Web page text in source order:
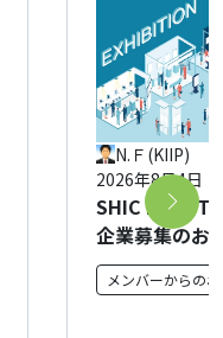
SHIC FAST
企業募集のお
2026年8月4日
N.Ｆ(KIIP)
メンバーからの